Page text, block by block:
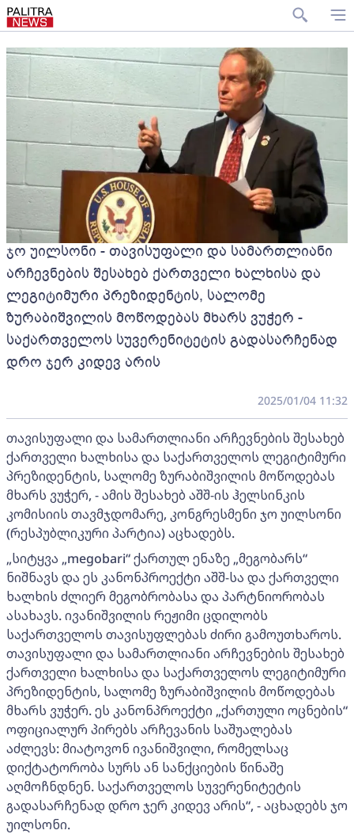
ჯო უილსონი - თავისუფალი და სამართლიანი
არჩევნების შესახებ ქართველი ხალხისა და
ლეგიტიმური პრეზიდენტის, სალომე
ზურაბიშვილის მოწოდებას მხარს ვუჭერ -
საქართველოს სუვერენიტეტის გადასარჩენად
დრო ჯერ კიდევ არის
2025/01/04 11:32
თავისუფალი და სამართლიანი არჩევნების შესახებ
ქართველი ხალხისა და საქართველოს ლეგიტიმური
პრეზიდენტის, სალომე ზურაბიშვილის მოწოდებას
მხარს ვუჭერ, - ამის შესახებ აშშ-ის ჰელსინკის
კომისიის თავმჯდომარე, კონგრესმენი ჯო უილსონი
(რესპუბლიკური პარტია) აცხადებს.
„სიტყვა „megobari“ ქართულ ენაზე „მეგობარს“
ნიშნავს და ეს კანონპროექტი აშშ-სა და ქართველი
ხალხის ძლიერ მეგობრობასა და პარტნიორობას
ასახავს. ივანიშვილის რეჟიმი ცდილობს
საქართველოს თავისუფლებას ძირი გამოუთხაროს.
თავისუფალი და სამართლიანი არჩევნების შესახებ
ქართველი ხალხისა და საქართველოს ლეგიტიმური
პრეზიდენტის, სალომე ზურაბიშვილის მოწოდებას
მხარს ვუჭერ. ეს კანონპროექტი „ქართული ოცნების“
ოფიციალურ პირებს არჩევანის საშუალებას
აძლევს: მიატოვონ ივანიშვილი, რომელსაც
დიქტატორობა სურს ან სანქციების წინაშე
აღმოჩნდნენ. საქართველოს სუვერენიტეტის
გადასარჩენად დრო ჯერ კიდევ არის“, - აცხადებს ჯო
უილსონი.